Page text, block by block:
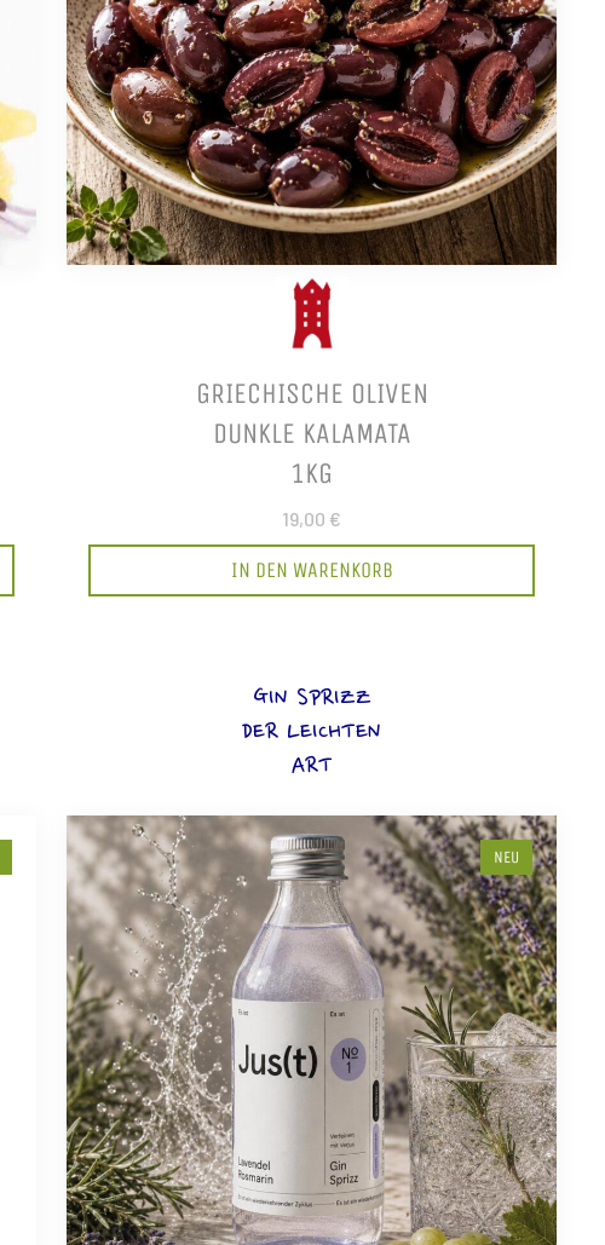
GRIECHISCHE OLIVEN
DUNKLE KALAMATA
1KG
19,00 €
IN DEN WARENKORB
GIN SPRIZZ
DER LEICHTEN
ART
NEU